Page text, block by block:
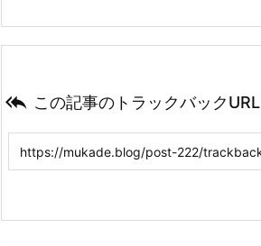
 この記事のトラックバックURL